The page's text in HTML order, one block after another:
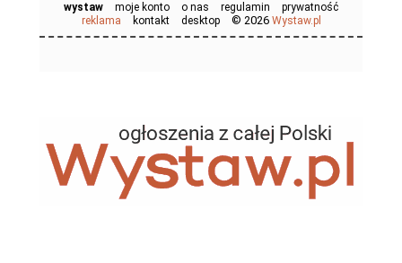
wystaw moje konto o nas regulamin
prywatność
reklama
kontakt desktop © 2026 Wystaw.pl